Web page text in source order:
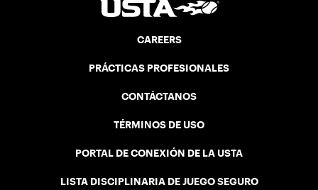
CAREERS
PRÁCTICAS PROFESIONALES
CONTÁCTANOS
TÉRMINOS DE USO
PORTAL DE CONEXIÓN DE LA USTA
LISTA DISCIPLINARIA DE JUEGO SEGURO